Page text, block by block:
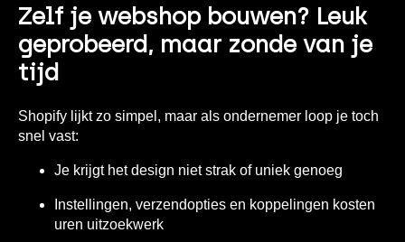
Zelf je webshop bouwen? Leuk
geprobeerd, maar zonde van je
tijd
Shopify lijkt zo simpel, maar als ondernemer loop je toch
snel vast:
Je krijgt het design niet strak of uniek genoeg
Instellingen, verzendopties en koppelingen kosten
uren uitzoekwerk